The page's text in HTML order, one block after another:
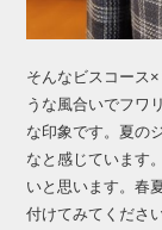
そんなビスコース
うな風合いでフワ
な印象です。夏の
なと感じています
いと思います。春
付けてみてください